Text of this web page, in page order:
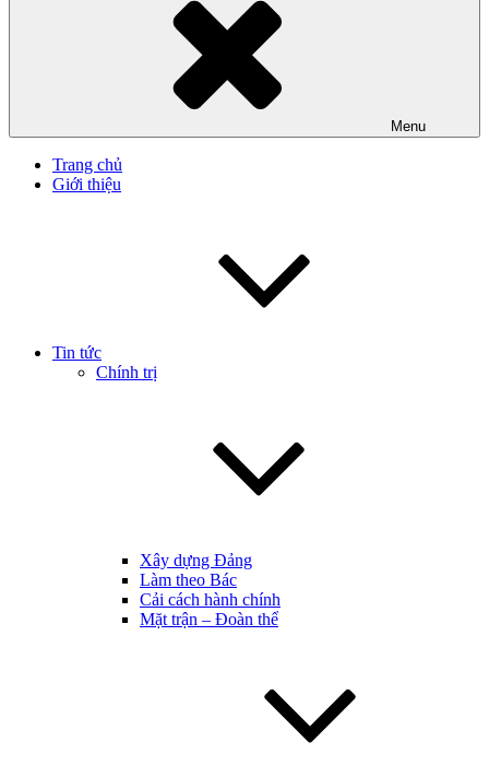
Menu
Trang chủ
Giới thiệu
Tin tức
Chính trị
Xây dựng Đảng
Làm theo Bác
Cải cách hành chính
Mặt trận – Đoàn thể